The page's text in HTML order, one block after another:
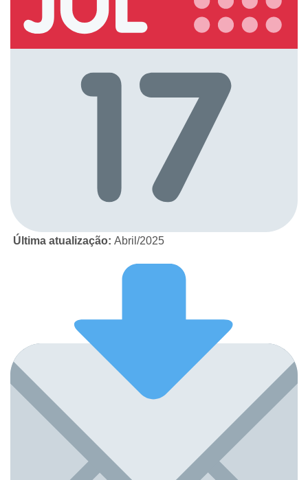
Última atualização: Abril/2025